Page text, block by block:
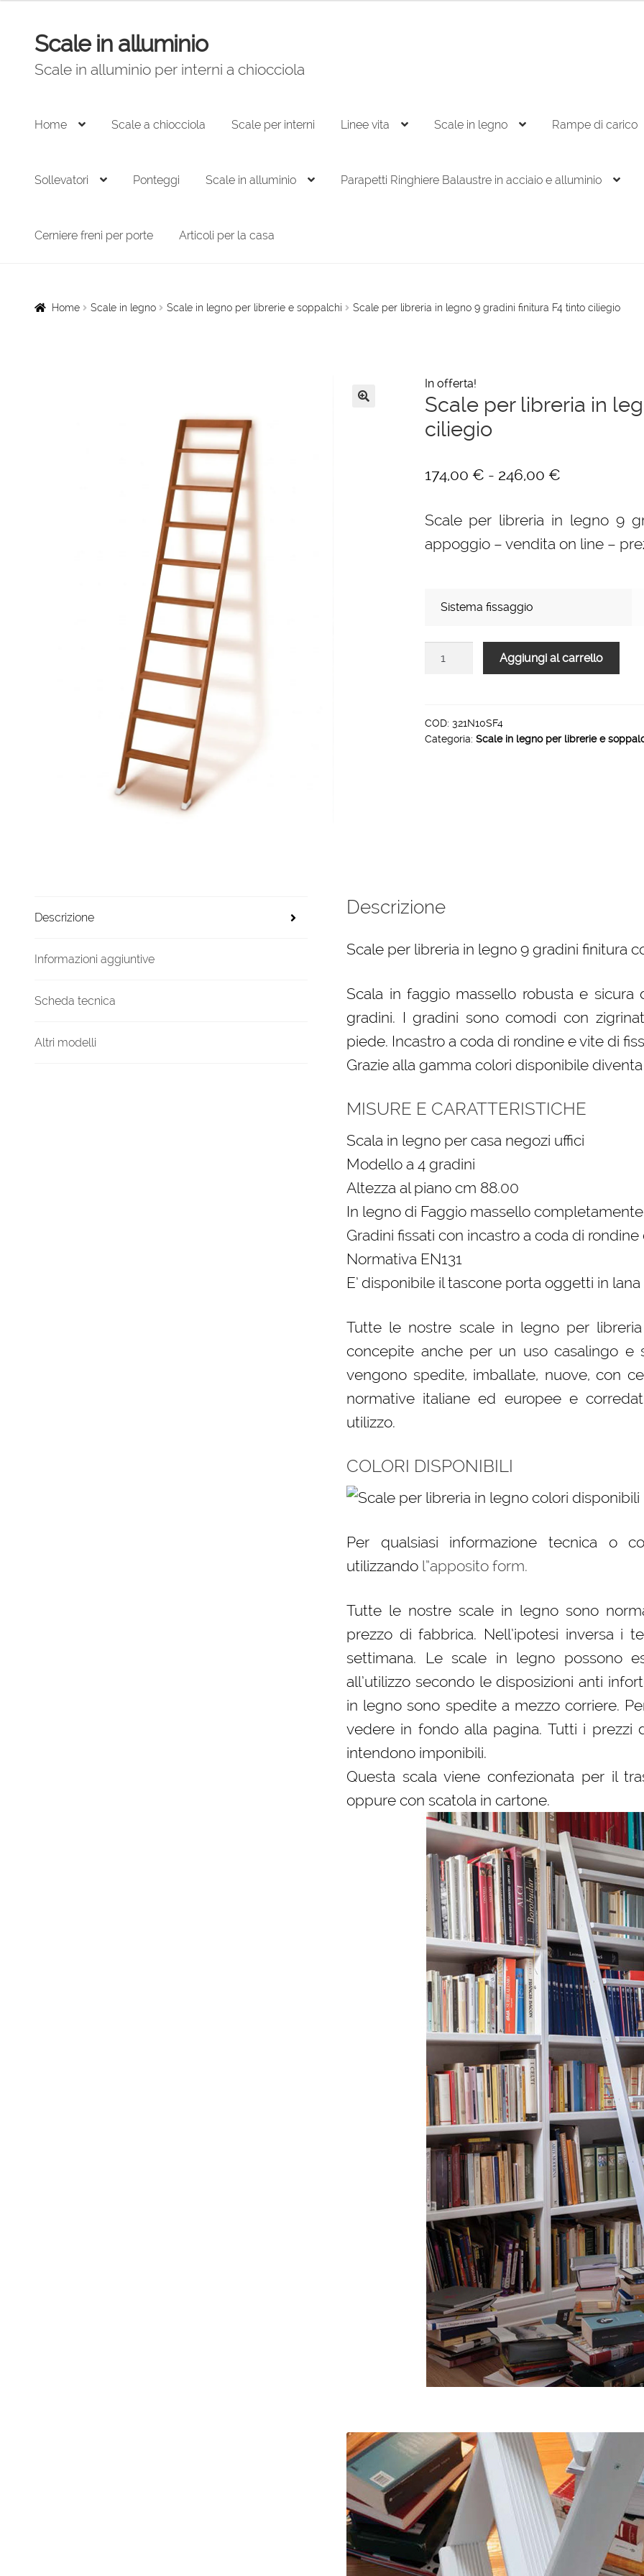
Vai
alla
navigazione
Vai
al
contenuto
Scale in alluminio
Scale in alluminio per interni a chiocciola
Home Scale a chiocciola Scale per interni Linee vita Scale in legno Rampe di carico
Sollevatori Ponteggi Scale in alluminio Parapetti Ringhiere Balaustre in acciaio e alluminio
Cerniere freni per porte Articoli per la casa
Home Scale in legno Scale in legno per librerie e soppalchi Scale per libreria in legno 9 gradini finitura F4 tinto ciliegio
In offerta!
Scale per libreria in
ciliegio
174,00 € - 246,00 €Fascia
prezzo:
da
Scale per libreria in legno 9
appoggio – vendita on line –
Sistema fissaggio
legno
9
Aggiungi al carrello
COD: 321N10SF4
Categoria: Scale in legno per librerie e
Descrizione
Informazioni aggiuntive
Scheda tecnica
Altri modelli
Descrizione
Scale per libreria in legno 9 gradini finitura
Scala in faggio massello robusta e
gradini. I gradini sono comodi con
piede. Incastro a coda di rondine e vite di
Grazie alla gamma colori disponibile
MISURE E CARATTERISTICHE
Scala in legno per casa negozi uffici
Modello a 4 gradini
Altezza al piano cm 88.00
In legno di Faggio massello
Gradini fissati con incastro a coda di
Normativa EN131
E’ disponibile il tascone porta oggetti in
Tutte le nostre scale in legno per
concepite anche per un uso casalingo e
vengono spedite, imballate, nuove, con
normative italiane ed europee e
utilizzo.
COLORI DISPONIBILI
Per qualsiasi informazione tecnica o
utilizzando l”apposito form.
Tutte le nostre scale in legno sono
prezzo di fabbrica. Nell’ipotesi inversa i
settimana. Le scale in legno possono
all’utilizzo secondo le disposizioni anti
in legno sono spedite a mezzo corriere.
vedere in fondo alla pagina. Tutti i prezzi
intendono imponibili.
Questa scala viene confezionata per il
oppure con scatola in cartone.
174,00 €
246,00 €